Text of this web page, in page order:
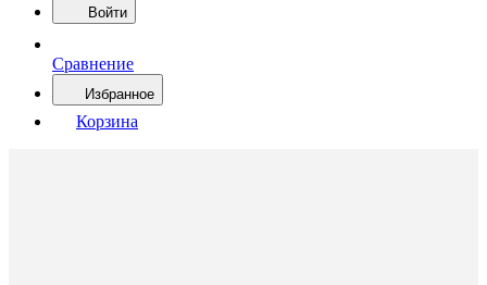
Войти
Сравнение
Избранное
Корзина